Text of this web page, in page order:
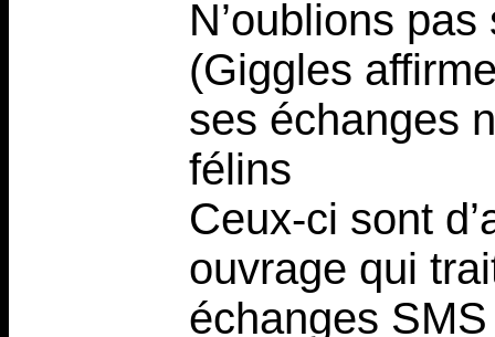
N’oublions
(Giggles
ses échanges
félins
Ceux-ci sont
ouvrage qui
échanges